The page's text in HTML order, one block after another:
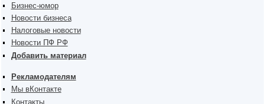
Бизнес-юмор
Новости бизнеса
Налоговые новости
Новости ПФ РФ
Добавить материал
Рекламодателям
Мы вКонтакте
Контакты